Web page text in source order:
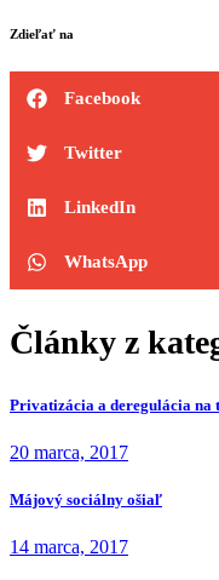
Zdieľať na
Facebook
Twitter
LinkedIn
WhatsApp
Články z
Privatizácia a deregulácia na
20 marca, 2017
Májový sociálny ošiaľ
14 marca, 2017